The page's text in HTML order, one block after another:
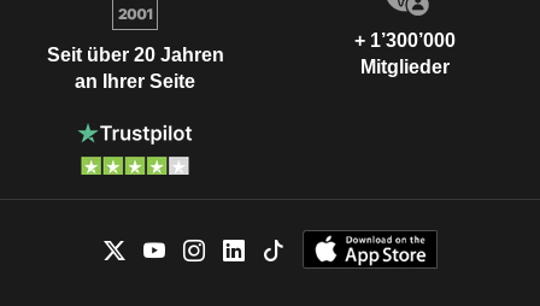
Seit über 20 Jahren
an Ihrer Seite
+ 1’300’000
Mitglieder